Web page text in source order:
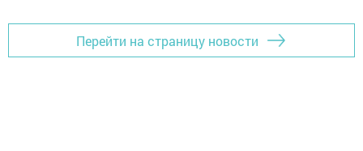
Перейти на страницу новости